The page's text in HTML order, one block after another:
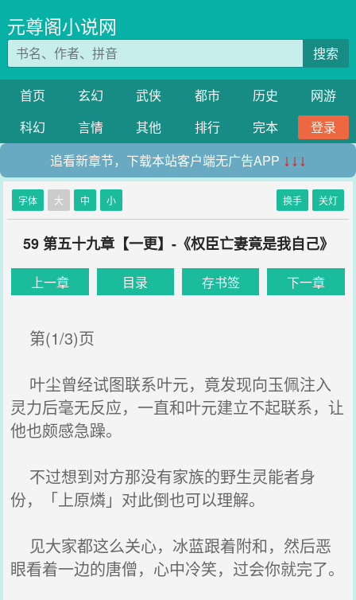
元尊阁小说网
搜索
首页 玄幻 武侠 都市 历史
网游
科幻
言情 其他 排行 完本
登录
追看新章节，下载本站客户端无广告APP ↓↓↓
字体 大 中 小 换手 关灯
59 第五十九章【一更】-《权臣亡妻竟是我自己》
上一章 目录 存书签 下一章
第(1/3)页
叶尘曾经试图联系叶元，竟发现向玉佩注入
灵力后毫无反应，一直和叶元建立不起联系，让
他也颇感急躁。
不过想到对方那没有家族的野生灵能者身
份，「上原燐」对此倒也可以理解。
见大家都这么关心，冰蓝跟着附和，然后恶
眼看着一边的唐僧，心中冷笑，过会你就完了。